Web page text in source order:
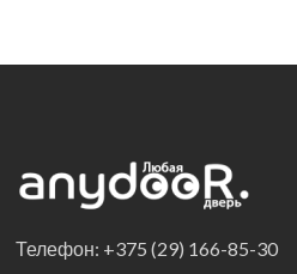
Телефон: +375 (29) 166-85-30